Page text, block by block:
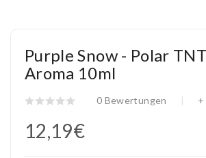
Purple Snow - Polar
Aroma 10ml
0 Bewertungen
12,19€